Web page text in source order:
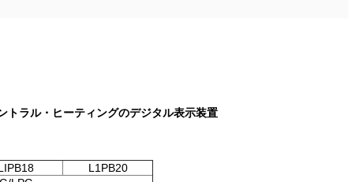
トラル・ヒーティングのデジタル表示装置
L1PB20